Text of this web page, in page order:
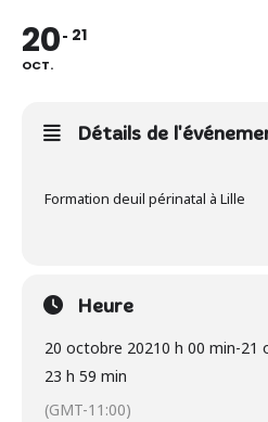
20
OCT.
21
Détails de
Formation deuil périnatal à Lille
Heure
20 octobre 20210 h 00 min-21
23 h 59 min
(GMT-11:00)